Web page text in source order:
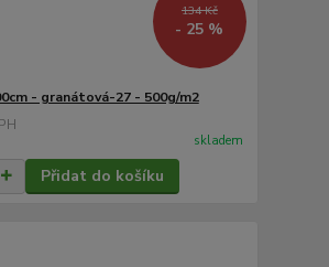
134 Kč
- 25 %
- granátová-27 - 500g/m2
skladem
Přidat do košíku